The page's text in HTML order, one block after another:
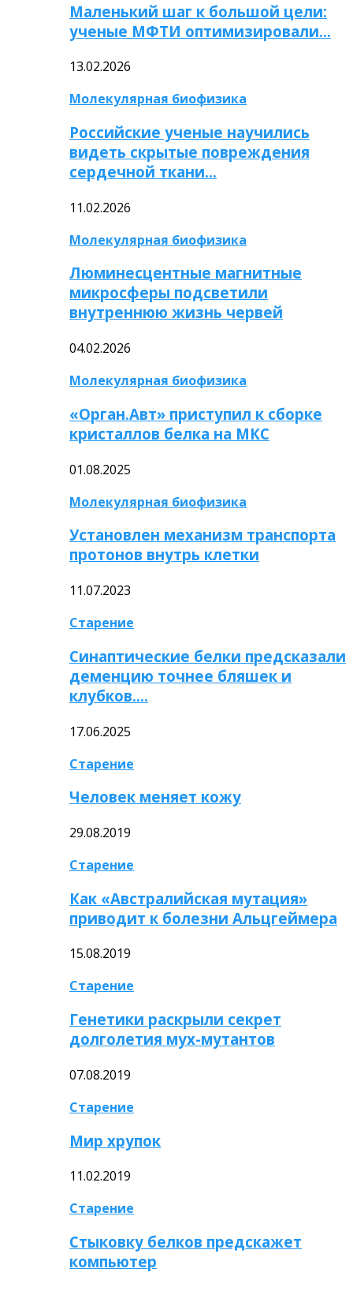
Маленький шаг к большой цели:
ученые МФТИ оптимизировали…
13.02.2026
Молекулярная биофизика
Российские ученые научились
видеть скрытые повреждения
сердечной ткани…
11.02.2026
Молекулярная биофизика
Люминесцентные магнитные
микросферы подсветили
внутреннюю жизнь червей
04.02.2026
Молекулярная биофизика
«Орган.Авт» приступил к сборке
кристаллов белка на МКС
01.08.2025
Молекулярная биофизика
Установлен механизм транспорта
протонов внутрь клетки
11.07.2023
Старение
Синаптические белки предсказали
деменцию точнее бляшек и
клубков….
17.06.2025
Старение
Человек меняет кожу
29.08.2019
Старение
Как «Австралийская мутация»
приводит к болезни Альцгеймера
15.08.2019
Старение
Генетики раскрыли секрет
долголетия мух-мутантов
07.08.2019
Старение
Мир хрупок
11.02.2019
Старение
Стыковку белков предскажет
компьютер